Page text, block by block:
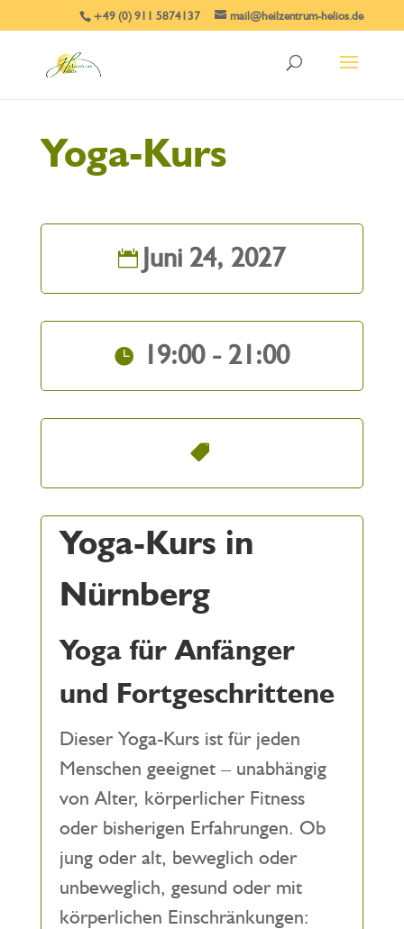
+49 (0) 911 5874137 mail@heilzentrum-helios.de
Yoga-Kurs
Juni 24, 2027
19:00 - 21:00
Yoga-Kurs in
Nürnberg
Yoga für Anfänger
und Fortgeschrittene
Dieser Yoga-Kurs ist für jeden
Menschen geeignet – unabhängig
von Alter, körperlicher Fitness
oder bisherigen Erfahrungen. Ob
jung oder alt, beweglich oder
unbeweglich, gesund oder mit
körperlichen Einschränkungen: